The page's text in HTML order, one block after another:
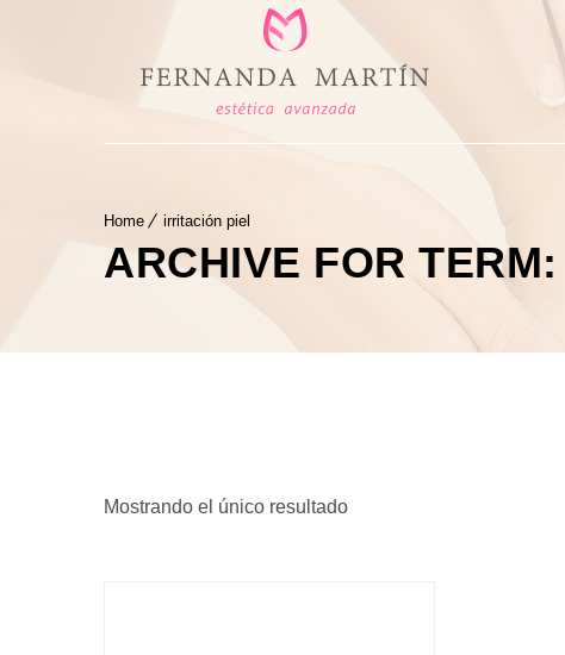
Home irritación piel
ARCHIVE FOR
Mostrando el único resultado